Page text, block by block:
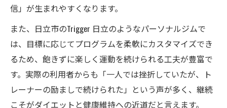
信」が生まれやすくなります。
また、日立市のTrigger 日立のようなパーソナルジムで
は、目標に応じてプログラムを柔軟にカスタマイズでき
るため、飽きずに楽しく運動を続けられる工夫が豊富で
す。実際の利用者からも「一人では挫折していたが、ト
レーナーの励ましで続けられた」という声が多く、継続
こそがダイエットと健康維持への近道だと言えます。